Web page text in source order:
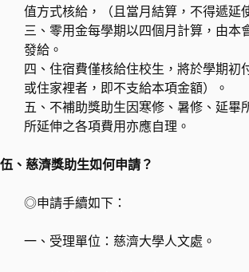
值方式核給，（且當月結算，不得遞延
三、零用金每學期以四個月計算，由本
發給。
四、住宿費僅核給住校生，將於學期初
或住家裡者，即不支給本項金額）。
五、不補助獎助生因寒修、暑修、延畢
所延伸之各項費用亦應自理。
伍、慈濟獎助生如何申請？
◎申請手續如下：
一、受理單位：慈濟大學人文處。